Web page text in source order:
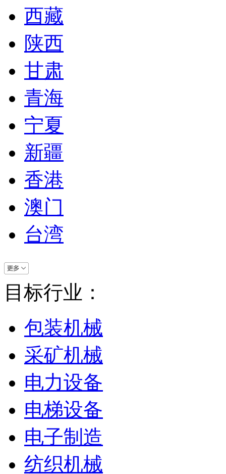
西藏
陕西
甘肃
青海
宁夏
新疆
香港
澳门
台湾
目标行业：
包装机械
采矿机械
电力设备
电梯设备
电子制造
纺织机械